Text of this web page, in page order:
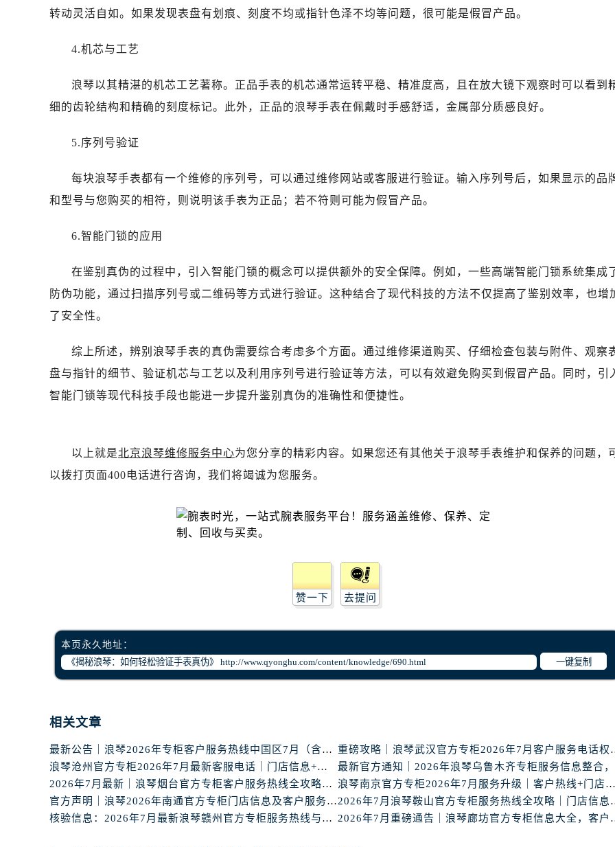
贵阳市南明区都司高架桥路33号亨特国际金融中心14楼14D（需提前预约）
石家庄市长安区中山东路39号勒泰中心写字楼B座13层07室（需提前预约）
海口市龙华区金贸东路5号海口华润大厦B座17层1707室（需提前预约）
唐山市路南区新华东道100号万达广场写字楼A座10层1002室（需提前预约）
内蒙古自治区呼和浩特市玉泉区大学西街70号华润万象城写字楼（鄂尔多斯大厦）23层2326室（需提
重庆市解放碑渝中区民权路28号英利国际金融中心写字楼20层01室（需提前预约）
黑龙江省大庆市萨尔图区会战大街浪琴售后服务中心（需提前预约）
黑龙江省黑河市爱辉区中央街浪琴售后服务中心（需提前预约）
黑龙江省佳木斯市向阳区长安路浪琴售后服务中心（需提前预约）
黑龙江省牡丹江市东安区太平路浪琴售后服务中心（需提前预约）
黑龙江省双鸭山市尖山区新兴大街浪琴售后服务中心（需提前预约）
黑龙江省绥化市北林区新华街与康庄路交叉口浪琴售后服务中心（需提前预约）
黑龙江省伊春市伊美区通河路浪琴售后服务中心（需提前预约）
吉林省吉林市船营区河南街浪琴售后服务中心（需提前预约）
吉林省辽源市龙山区人民大街浪琴售后服务中心（需提前预约）
吉林省四平市铁东区紫气大路与南九经街交汇处浪琴售后服务中心（需提前预约）
吉林省松原市宁江区五环大街浪琴售后服务中心（需提前预约）
吉林省延边市延吉市解放路浪琴售后服务中心（需提前预约）
辽宁省鞍山市铁东区站前街浪琴售后服务中心（需提前预约）
辽宁省本溪市平山区胜利路浪琴售后服务中心（需提前预约）
辽宁省抚顺市新抚区东一路浪琴售后服务中心（需提前预约）
辽宁省阜新市海州区解放大街浪琴售后服务中心（需提前预约）
辽宁省盘锦市兴隆台区石油大街浪琴售后服务中心（需提前预约）
辽宁省铁岭市银州区南马路浪琴售后服务中心（需提前预约）
辽宁省营口市站前区市府路与渤海大街交叉口浪琴售后服务中心（需提前预约）
辽宁省沈阳市沈河区中街路137号亨得利名表维修授权店1楼浪琴售后服务中心（需提前预约）
转动灵活自如。如果发现表盘有划痕、刻度不均或指针色泽不均等问题，很可能是假冒产品。
4.机芯与工艺
浪琴以其精湛的机芯工艺著称。正品手表的机芯通常运转平稳、精准度高，且在放大镜下观察时可以看到
细的齿轮结构和精确的刻度标记。此外，正品的浪琴手表在佩戴时手感舒适，金属部分质感良好。
5.序列号验证
每块浪琴手表都有一个维修的序列号，可以通过维修网站或客服进行验证。输入序列号后，如果显示的品
和型号与您购买的相符，则说明该手表为正品；若不符则可能为假冒产品。
6.智能门锁的应用
在鉴别真伪的过程中，引入智能门锁的概念可以提供额外的安全保障。例如，一些高端智能门锁系统集成
防伪功能，通过扫描序列号或二维码等方式进行验证。这种结合了现代科技的方法不仅提高了鉴别效率，也增
了安全性。
综上所述，辨别浪琴手表的真伪需要综合考虑多个方面。通过维修渠道购买、仔细检查包装与附件、观察
盘与指针的细节、验证机芯与工艺以及利用序列号进行验证等方法，可以有效避免购买到假冒产品。同时，引
智能门锁等现代科技手段也能进一步提升鉴别真伪的准确性和便捷性。
以上就是北京浪琴维修服务中心为您分享的精彩内容。如果您还有其他关于浪琴手表维护和保养的问题，
以拨打页面400电话进行咨询，我们将竭诚为您服务。
赞一下 去提问
本页永久地址：
一键复制
相关文章
最新公告｜浪琴2026年专柜客户服务热线中国区7月（含核验攻略）
重磅攻略｜浪琴
浪琴沧州官方专柜2026年7月最新客服电话｜门店信息+服务攻略
2026年7月最新｜浪琴烟台官方专柜客户服务热线全攻略，门店信息一网打尽
浪琴南京官方专柜2026年7月服务升级｜客户热线+门店信息重磅公示
官方声明｜浪琴2026年南通官方专柜门店信息及客户服务热线最新公告
2026年7月浪琴鞍
核验信息：2026年7月最新浪琴赣州官方专柜服务热线与门店公示
2026年7月重磅通告